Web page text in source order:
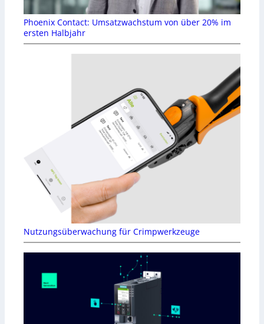
Phoenix Contact: Umsatzwachstum von über 20% im
ersten Halbjahr
Nutzungsüberwachung für Crimpwerkzeuge